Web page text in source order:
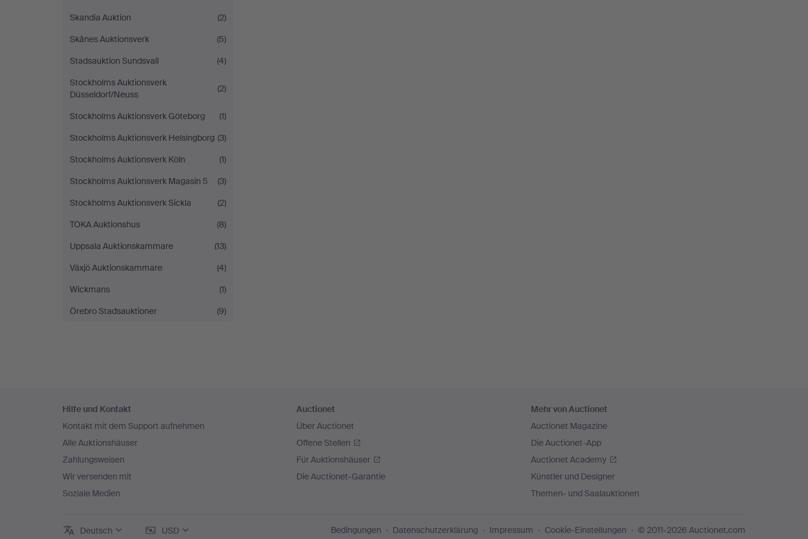
Skandia Auktion
(2)
Skånes Auktionsverk
(5)
Stadsauktion Sundsvall
(4)
Stockholms Auktionsverk
Düsseldorf/Neuss
(2)
Stockholms Auktionsverk Göteborg
(1)
Stockholms Auktionsverk Helsingborg (3)
Stockholms Auktionsverk Köln
(1)
Stockholms Auktionsverk Magasin 5
(3)
Stockholms Auktionsverk Sickla
(2)
TOKA Auktionshus
(8)
Uppsala Auktionskammare
(13)
Växjö Auktionskammare
(4)
Wickmans
(1)
Örebro Stadsauktioner
(9)
Navigation
Hilfe und Kontakt
Kontakt mit dem Support aufnehmen
Alle Auktionshäuser
Zahlungsweisen
Wir versenden mit
Soziale Medien
Auctionet
Über Auctionet
Offene Stellen
Für Auktionshäuser
Die Auctionet-Garantie
Mehr von Auctionet
Auctionet Magazine
Die Auctionet-App
Auctionet Academy
Künstler und Designer
Themen- und Saalauktionen
Deutsch USD Bedingungen Datenschutzerklärung Impressum Cookie-Einstellungen © 2011-2026 Auctionet.com